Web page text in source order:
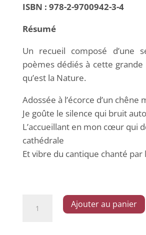
ISBN : 978-2-9700942-3-4
Résumé
Un recueil composé d’une
poèmes dédiés à cette
qu’est la Nature.
Adossée à l’écorce d’un chêne
Je goûte le silence qui bruit
L’accueillant en mon cœur qui
cathédrale
Et vibre du cantique chanté par
Ajouter au panier